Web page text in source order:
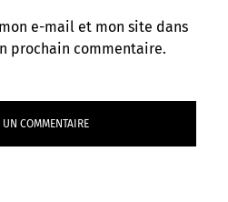
e-mail et mon site dans
prochain commentaire.